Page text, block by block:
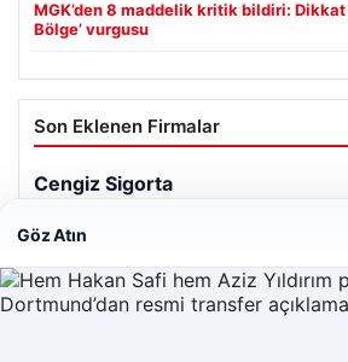
MGK’den 8 maddelik kritik bildiri: Dikkat
Bölge’ vurgusu
Son Eklenen Firmalar
Göz Atın